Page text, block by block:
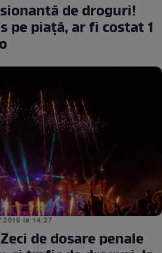
de droguri!
pe piaţă, ar fi costat 1
la 14:27
de dosare penale